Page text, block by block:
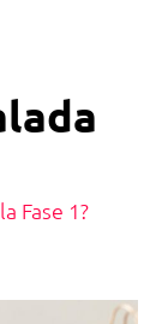
Fase 1?